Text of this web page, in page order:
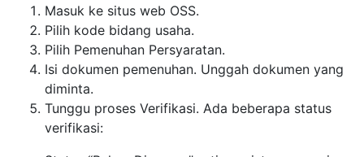
Masuk ke situs web OSS.
Pilih kode bidang usaha.
Pilih Pemenuhan Persyaratan.
Isi dokumen pemenuhan. Unggah dokumen yang
diminta.
Tunggu proses Verifikasi. Ada beberapa status
verifikasi: